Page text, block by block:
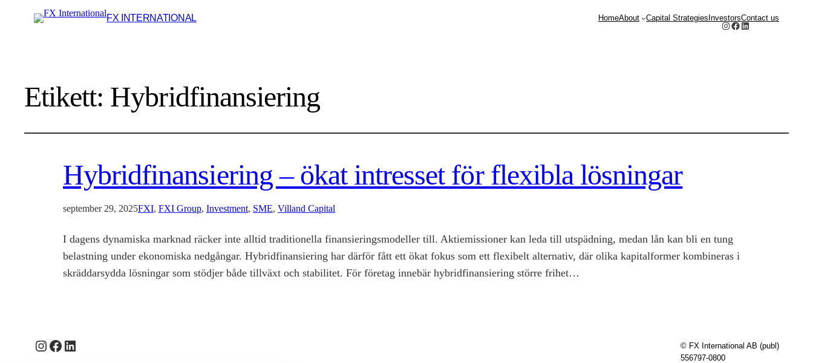
FX INTERNATIONAL HomeAbout Capital StrategiesInvestorsContact us
Instagram
Facebook
LinkedIn
Etikett: Hybridfinansiering
Hybridfinansiering – ökat intresset för flexibla lösningar
september 29, 2025FXI, FXI Group, Investment, SME, Villand Capital
I dagens dynamiska marknad räcker inte alltid traditionella finansieringsmodeller till. Aktiemissioner kan leda till utspädning, medan lån kan bli en tung
belastning under ekonomiska nedgångar. Hybridfinansiering har därför fått ett ökat fokus som ett flexibelt alternativ, där olika kapitalformer kombineras i
skräddarsydda lösningar som stödjer både tillväxt och stabilitet. För företag innebär hybridfinansiering större frihet…
Instagram
Facebook
LinkedIn
© FX International AB (publ)
556797-0800